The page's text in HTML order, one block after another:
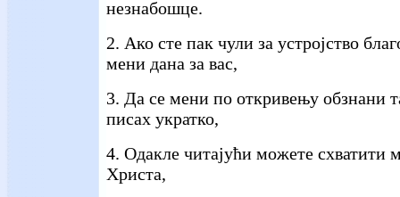
незнабошце.
2. Ако сте пак чули за устројство
мени дана за вас,
3. Да се мени по откривењу обзнани
писах укратко,
4. Одакле читајући можете схватити
Христа,